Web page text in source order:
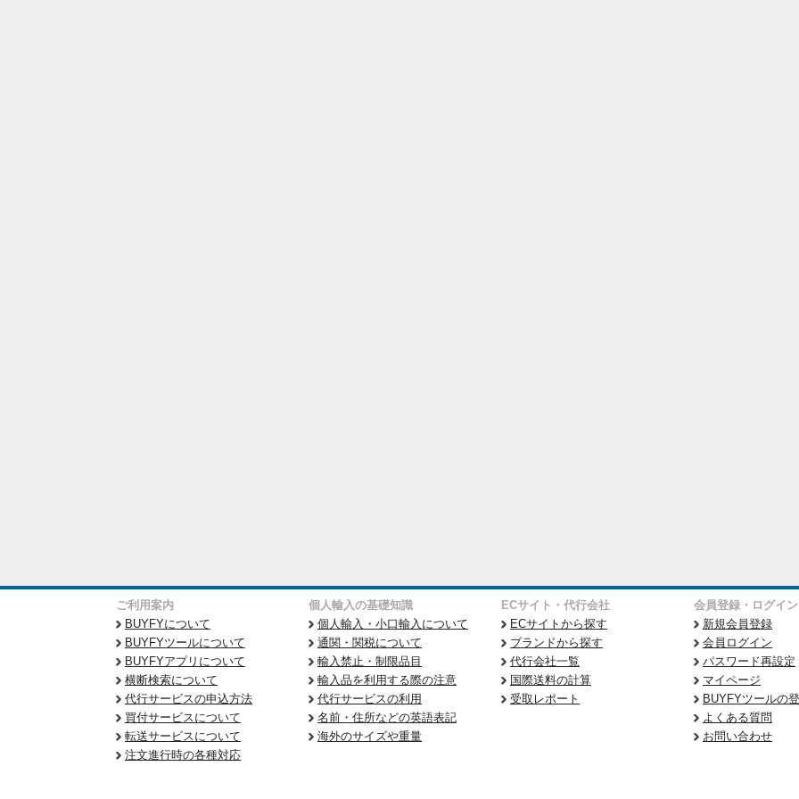
ご利用案内
BUYFYについて
BUYFYツールについて
BUYFYアプリについて
横断検索について
代行サービスの申込方法
買付サービスについて
転送サービスについて
注文進行時の各種対応
個人輸入の基礎知識
個人輸入・小口輸入について
通関・関税について
輸入禁止・制限品目
輸入品を利用する際の注意
代行サービスの利用
名前・住所などの英語表記
海外のサイズや重量
ECサイト・代行会社
ECサイトから探す
ブランドから探す
代行会社一覧
国際送料の計算
受取レポート
会員登録・ログイン
新規会員登録
会員ログイン
パスワード再設定
マイページ
BUYFYツールの
よくある質問
お問い合わせ